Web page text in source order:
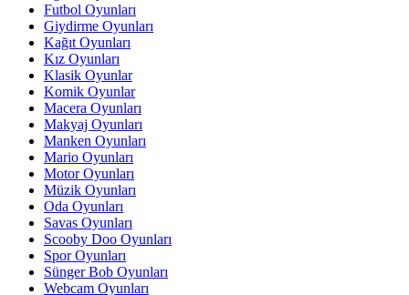
Futbol Oyunları
Giydirme Oyunları
Kağıt Oyunları
Kız Oyunları
Klasik Oyunlar
Komik Oyunlar
Macera Oyunları
Makyaj Oyunları
Manken Oyunları
Mario Oyunları
Motor Oyunları
Müzik Oyunları
Oda Oyunları
Savas Oyunları
Scooby Doo Oyunları
Spor Oyunları
Sünger Bob Oyunları
Webcam Oyunları